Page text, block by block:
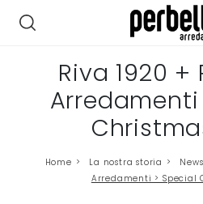
Riva 1920 +
Home > La nostra storia > News
Arredamenti > Special